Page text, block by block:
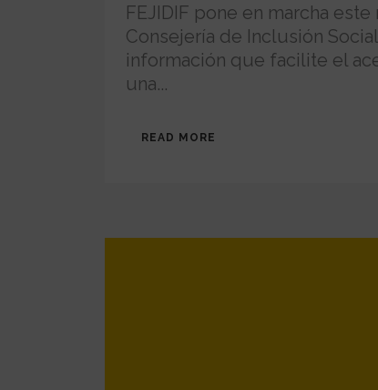
FEJIDIF pone en marcha
Consejería de Inclusión
información que facilite el
una...
READ MORE